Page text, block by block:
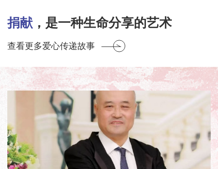
捐献 ，是一种生命分享的艺术
查看更多爱心传递故事